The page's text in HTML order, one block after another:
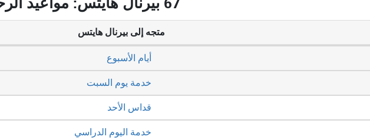
متجه إلى بيرنال هايتس
خدمة يوم السبت
قداس الأحد
أيام الأسبوع
خدمة اليوم الدراسي